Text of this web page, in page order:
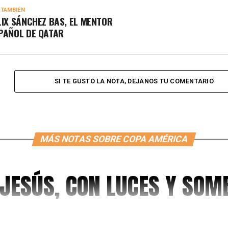
SÁNCHEZ BAS, EL MENTOR
DE QATAR
SI TE GUSTÓ LA NOTA, DEJANOS TU COMENTARIO
MÁS NOTAS SOBRE COPA AMÉRICA
CON LUCES Y